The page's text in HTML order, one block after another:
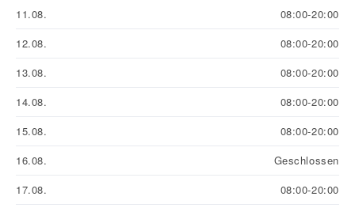
11.08.
08:00-20:00
12.08.
08:00-20:00
13.08.
08:00-20:00
14.08.
08:00-20:00
15.08.
08:00-20:00
16.08.
Geschlossen
17.08.
08:00-20:00